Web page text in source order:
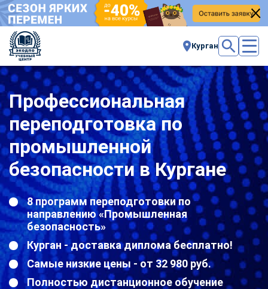
Курган
Профессиональная
переподготовка по
промышленной
безопасности в Кургане
8 программ переподготовки по
направлению «Промышленная
безопасность»
Курган - доставка диплома бесплатно!
Самые низкие цены - от 32 980 руб.
Полностью дистанционное обучение